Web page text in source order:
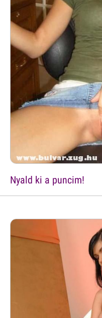
Nyald ki a puncim!